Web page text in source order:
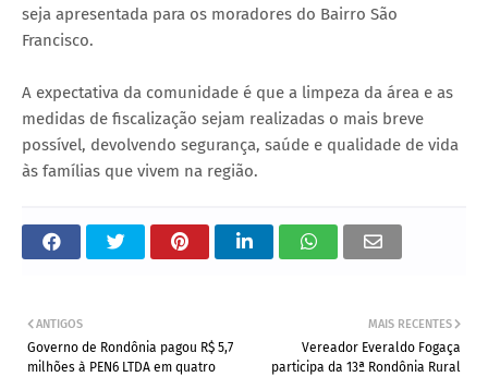
seja apresentada para os moradores do Bairro São
Francisco.
A expectativa da comunidade é que a limpeza da área e as
medidas de fiscalização sejam realizadas o mais breve
possível, devolvendo segurança, saúde e qualidade de vida
às famílias que vivem na região.
MAIS RECENTES
Vereador Everaldo Fogaça
participa da 13ª Rondônia Rural
ANTIGOS
Governo de Rondônia pagou R$ 5,7
milhões à PEN6 LTDA em quatro